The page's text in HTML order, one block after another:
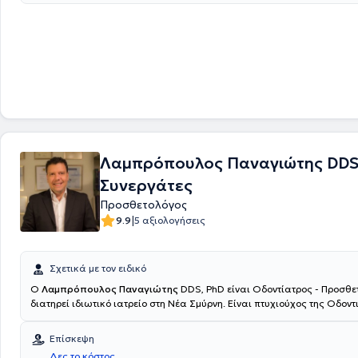
Λαμπρόπουλος Παναγιώτης
Συνεργάτες
Προσθετολόγος
9.9|5 αξιολογήσεις
Σχετικά με τον ειδικό
Ο Λαμπρόπουλος Παναγιώτης DDS, PhD είναι Οδοντίατρος -
διατηρεί ιδιωτικό ιατρείο στη Νέα Σμύρνη. Είναι πτυχιούχος της
Διδάκτωρ του Πανεπιστημίου. Επιπλέον, στο ιατρείο εργάζονται
και εξειδικευμένοι συνάδελφοι. Ο καθένας έχει συγκεκριμένες
Επίσκεψη